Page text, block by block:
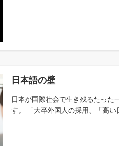
日本語の壁
日本が国際社会で生き残るたった
す。 「大卒外国人の採用、「高